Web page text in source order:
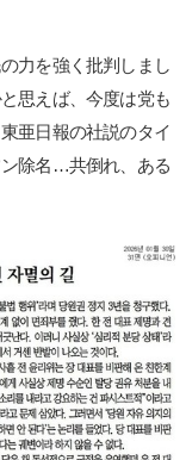
力を強く批判しまし
思えば、今度は党も
亜日報の社説のタイ
ン除名…共倒れ、ある